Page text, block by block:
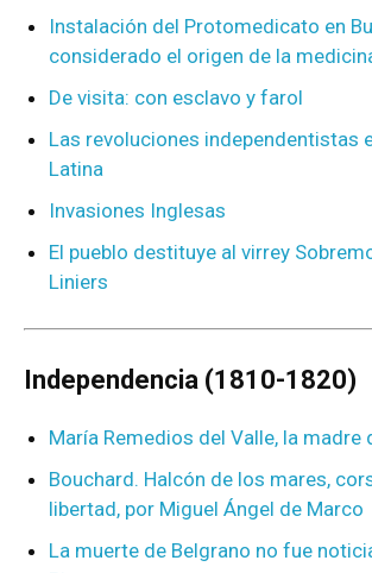
Instalación del Protomedicato en
considerado el origen de la
De visita: con esclavo y farol
Las revoluciones independentistas
Latina
Invasiones Inglesas
El pueblo destituye al virrey
Liniers
Independencia (1810-1820)
María Remedios del Valle, la madre
Bouchard. Halcón de los mares,
libertad, por Miguel Ángel de Marco
La muerte de Belgrano no fue